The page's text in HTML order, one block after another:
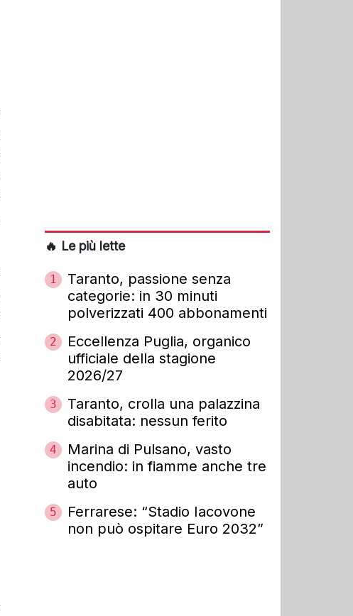
🔥 Le più lette
1
Taranto, passione senza
categorie: in 30 minuti
polverizzati 400 abbonamenti
2
Eccellenza Puglia, organico
ufficiale della stagione
2026/27
3
Taranto, crolla una palazzina
disabitata: nessun ferito
4
Marina di Pulsano, vasto
incendio: in fiamme anche tre
auto
5
Ferrarese: “Stadio Iacovone
non può ospitare Euro 2032”